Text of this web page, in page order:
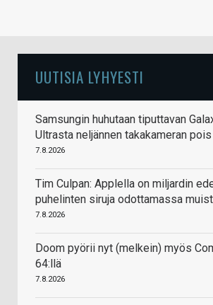
UUTISIA LYHYESTI
Samsungin huhutaan tiputtavan
Ultrasta neljännen takakameran pois
7.8.2026
Tim Culpan: Applella on miljardin
puhelinten siruja odottamassa
7.8.2026
Doom pyörii nyt (melkein) myös
64:llä
7.8.2026